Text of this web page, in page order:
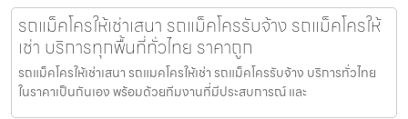
รถแม็คโครให้เช่าเสนา รถแม็คโครรับจ้าง รถแม็คโครให้
เช่า บริการทุกพื้นที่ทั่วไทย ราคาถูก
รถแม็คโครให้เช่าเสนา รถแมคโครให้เช่า รถแม็คโครรับจ้าง บริการทั่วไทย
ในราคาเป็นกันเอง พร้อมด้วยทีมงานที่มีประสบการณ์ และ